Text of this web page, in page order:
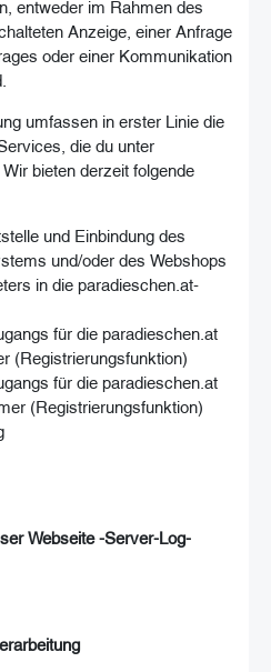
entweder im Rahmen des
Anzeige, einer Anfrage
oder einer Kommunikation
umfassen in erster Linie die
die du unter
bieten derzeit folgende
und Einbindung des
und/oder des Webshops
in die paradieschen.at-
für die paradieschen.at
(Registrierungsfunktion)
für die paradieschen.at
(Registrierungsfunktion)
Webseite -Server-Log-